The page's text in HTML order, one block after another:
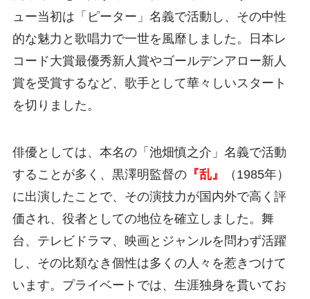
ュー当初は「ピーター」名義で活動し、その中性
的な魅力と歌唱力で一世を風靡しました。日本レ
コード大賞最優秀新人賞やゴールデンアロー新人
賞を受賞するなど、歌手として華々しいスタート
を切りました。
俳優としては、本名の「池畑慎之介」名義で活動
することが多く、黒澤明監督の『乱』
（1985年）
に出演したことで、その演技力が国内外で高く評
価され、役者としての地位を確立しました。舞
台、テレビドラマ、映画とジャンルを問わず活躍
し、その比類なき個性は多くの人々を惹きつけて
います。プライベートでは、生涯独身を貫いてお